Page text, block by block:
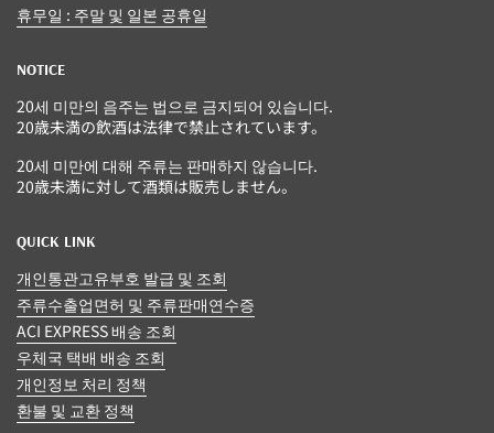
휴무일 : 주말 및 일본 공휴일
NOTICE
20세 미만의 음주는 법으로 금지되어 있습니다.
20歳未満の飲酒は法律で禁止されています。
20세 미만에 대해 주류는 판매하지 않습니다.
20歳未満に対して酒類は販売しません。
QUICK LINK
개인통관고유부호 발급 및 조회
주류수출업면허 및 주류판매연수증
ACI EXPRESS 배송 조회
우체국 택배 배송 조회
개인정보 처리 정책
환불 및 교환 정책